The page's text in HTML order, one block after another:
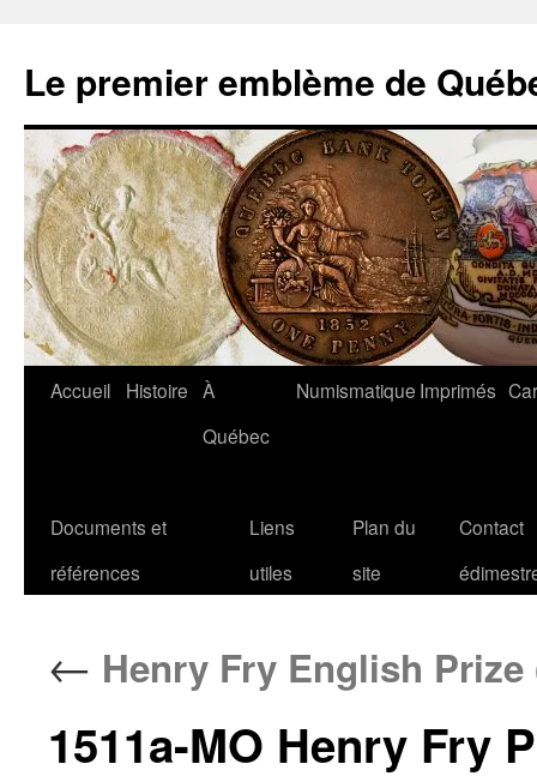
contenu
Le premier emblème de
Accueil Histoire À
Québec
Numismatique Imprimés
Documents et
références
Liens
utiles
Plan du
site
Contact
← Henry Fry English Prize
1511a-MO Henry Fry